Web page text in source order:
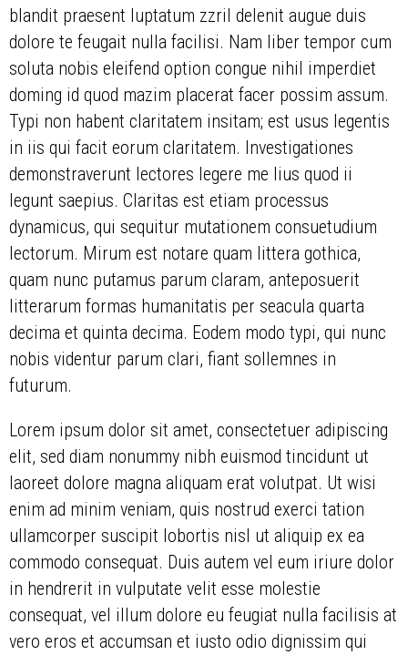
blandit praesent luptatum zzril delenit augue duis
dolore te feugait nulla facilisi. Nam liber tempor cum
soluta nobis eleifend option congue nihil imperdiet
doming id quod mazim placerat facer possim assum.
Typi non habent claritatem insitam; est usus legentis
in iis qui facit eorum claritatem. Investigationes
demonstraverunt lectores legere me lius quod ii
legunt saepius. Claritas est etiam processus
dynamicus, qui sequitur mutationem consuetudium
lectorum. Mirum est notare quam littera gothica,
quam nunc putamus parum claram, anteposuerit
litterarum formas humanitatis per seacula quarta
decima et quinta decima. Eodem modo typi, qui nunc
nobis videntur parum clari, fiant sollemnes in
futurum.
Lorem ipsum dolor sit amet, consectetuer adipiscing
elit, sed diam nonummy nibh euismod tincidunt ut
laoreet dolore magna aliquam erat volutpat. Ut wisi
enim ad minim veniam, quis nostrud exerci tation
ullamcorper suscipit lobortis nisl ut aliquip ex ea
commodo consequat. Duis autem vel eum iriure dolor
in hendrerit in vulputate velit esse molestie
consequat, vel illum dolore eu feugiat nulla facilisis at
vero eros et accumsan et iusto odio dignissim qui